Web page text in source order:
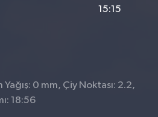
15:15
0 mm, Çiy Noktası: 2.2,
18:56